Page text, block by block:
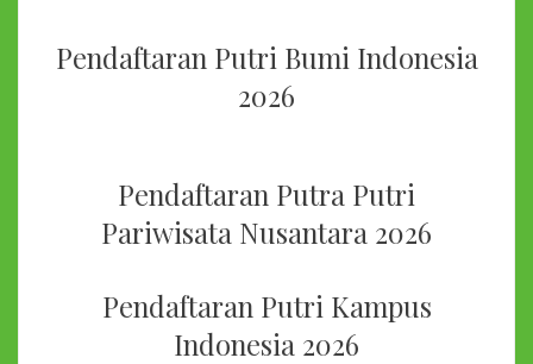
Pendaftaran Putri Bumi Indonesia
2026
Pendaftaran Putra Putri
Pariwisata Nusantara 2026
Pendaftaran Putri Kampus
Indonesia 2026